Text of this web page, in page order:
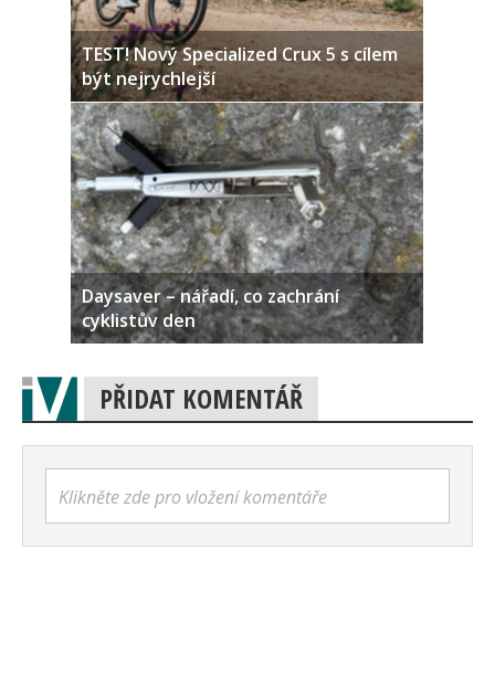
TEST! Nový Specialized Crux 5 s cílem
být nejrychlejší
Daysaver – nářadí, co zachrání
cyklistův den
PŘIDAT KOMENTÁŘ
Klikněte zde pro vložení komentáře